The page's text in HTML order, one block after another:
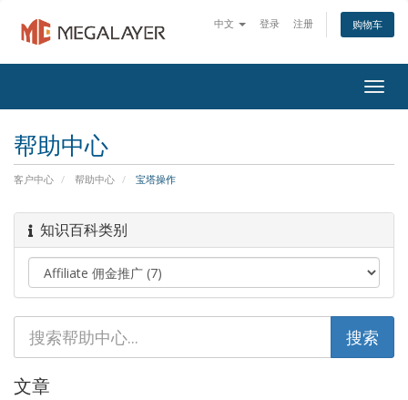
中文 登录 注册 购物车
帮助中心
客户中心 帮助中心 宝塔操作
知识百科类别
文章